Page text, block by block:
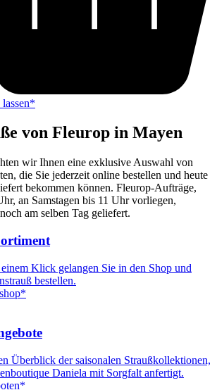
von Fleurop in Mayen
wir Ihnen eine exklusive Auswahl von
die Sie jederzeit online bestellen und heute
bekommen können. Fleurop-Aufträge,
an Samstagen bis 11 Uhr vorliegen,
am selben Tag geliefert.
Klick gelangen Sie in den Shop und
bestellen.
Überblick der saisonalen Straußkollektionen,
Daniela mit Sorgfalt anfertigt.